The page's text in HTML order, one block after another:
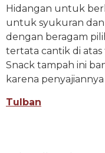
Hidangan untuk
untuk syukuran dan
dengan beragam
tertata cantik di atas
Snack tampah ini
karena
Tulban